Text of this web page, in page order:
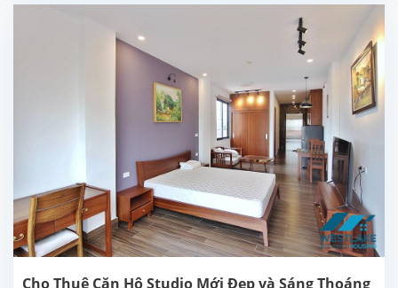
thoáng
Từ
Hòa,
Tây
Hồ.
Tổng
diện
tích
sử
dụng
là
300m2,
Cho Thuê Căn Hộ Studio Mới Đep và Sáng Thoáng